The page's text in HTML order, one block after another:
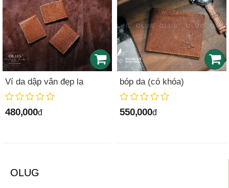
Ví da dập vân đẹp lạ
480,000đ
bóp da (có khóa)
550,000đ
OLUG